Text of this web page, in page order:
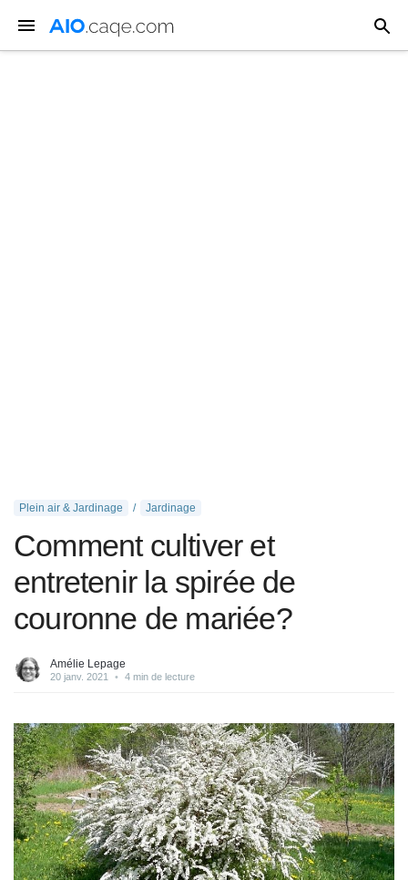
Plein air & Jardinage Jardinage
Comment cultiver et
entretenir la spirée de
couronne de mariée?
Amélie Lepage
20 janv. 2021 • 4 min de lecture